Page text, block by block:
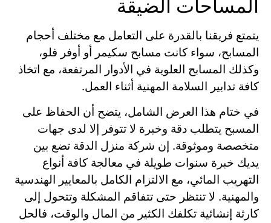
المساحات الضيقة
يتمتع فريقنا بالقدرة على التعامل مع مختلف أحجام
المسابح، سواء كانت مسابح سكيمر أو أوفر فلو،
وكذلك المسابح العلوية في الأدوار المرتفعة، مع اتخاذ
كافة تدابير السلامة المهنية أثناء العمل.
في ختام هذا العرض الشامل، يتضح أن الحفاظ على
المسبح يتطلب دقة وخبرة لا تتوفر إلا لدى جهات
متخصصة وموثوقة. إن شركة منزل الدقة تضع بين
يديك خبرة سنوات طويلة في معالجة كافة أنواع
التهريب المائي، مع الالتزام الكامل بالمعايير الهندسية
والمهنية. لا تنتظر حتى تتفاقم المشكلة وتتحول إلى
كارثة إنشائية تكلفك الكثير من المال والوقت، فالحل